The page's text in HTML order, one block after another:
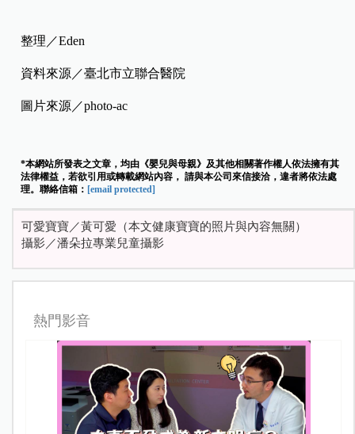
整理／Eden
資料來源／臺北市立聯合醫院
圖片來源／photo-ac
*本網站所發表之文章，均由《嬰兒與母親》及其他相關著作權人依法擁有其
法律權益，若欲引用或轉載網站內容， 請與本公司來信接洽，違者將依法處
理。聯絡信箱： [email protected]
可愛寶寶／黃可愛（本文健康寶寶的照片與內容無關）
攝影／潘朵拉專業兒童攝影
熱門影音